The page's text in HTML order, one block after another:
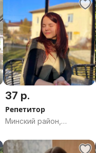
37 р.
Репетитор
Минский район,